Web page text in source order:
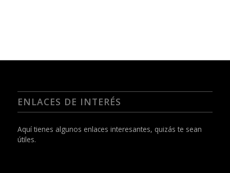
ENLACES DE INTERÉS
Aquí tienes algunos enlaces interesantes, quizás te sean
útiles.